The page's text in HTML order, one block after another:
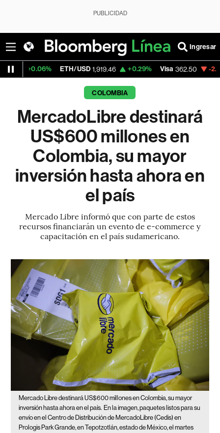
PUBLICIDAD
Ingresar
ETH/USD 1,919.46 +0.29% Visa 362.50 -2.15%
COLOMBIA
MercadoLibre destinará
US$600 millones en
Colombia, su mayor
inversión hasta ahora en
el país
Mercado Libre informó que con parte de estos
recursos financiarán un evento de e-commerce y
capacitación en el país sudamericano.
Mercado Libre destinará US$600 millones en Colombia, su mayor
inversión hasta ahora en el país. En la imagen, paquetes listos para su
envío en el Centro de Distribución de MercadoLibre (Cedis) en
Prologis Park Grande, en Tepotzotlán, estado de México, el martes